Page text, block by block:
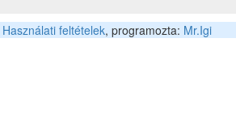
Használati feltételek, programozta: Mr.Igi